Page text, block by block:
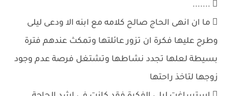
 .......
 ما ان انهى الحاج صالح كلامه مع ابنه الا ودعى ليلى
وطرح عليها فكرة ان تزور عائلتها وتمكث عندهم فترة
بسيطة لعلها تجدد نشاطها وتشتغل فرصة عدم وجود
زوجها لتاخذ راحتها